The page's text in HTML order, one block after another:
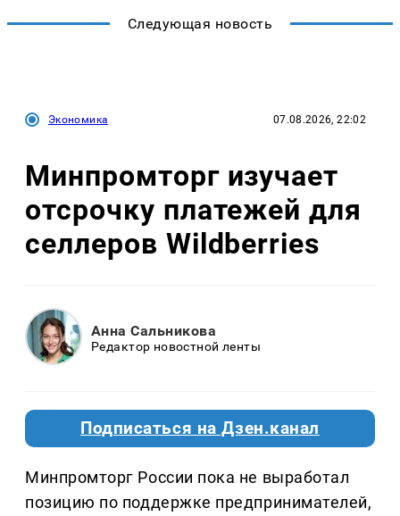
Следующая новость
Экономика 07.08.2026, 22:02
Минпромторг изучает
отсрочку платежей для
селлеров Wildberries
Анна Сальникова
Редактор новостной ленты
Подписаться на Дзен.канал
Минпромторг России пока не выработал
позицию по поддержке предпринимателей,